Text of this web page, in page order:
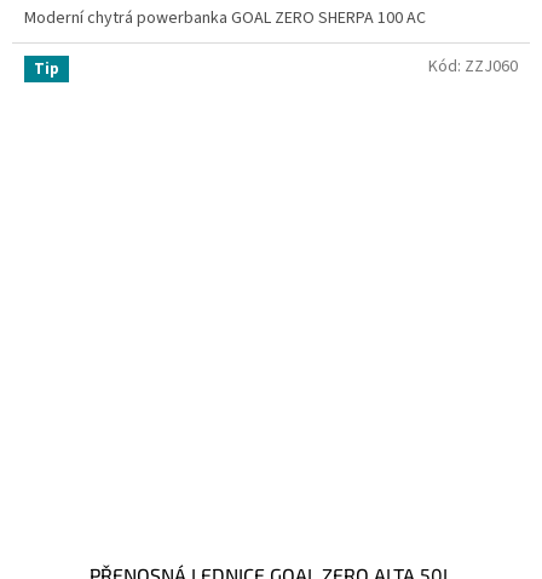
Moderní chytrá powerbanka GOAL ZERO SHERPA 100 AC
Tip Kód: ZZJ060